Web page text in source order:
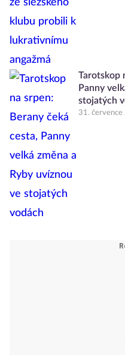
Tarotskop
Panny
stojatých
31. července